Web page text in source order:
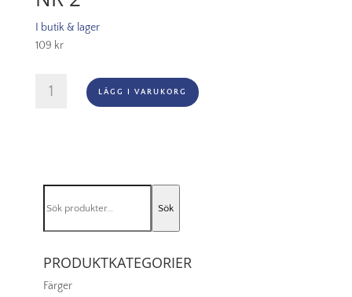
I butik & lager
109 kr
Series
mängd
LÄGG I VARUKORG
efter:
Sök
PRODUKTKATEGORIER
Färger